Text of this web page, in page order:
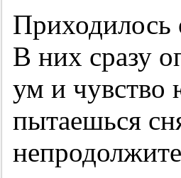
Приходилось
В них сразу
ум и чувство
пытаешься